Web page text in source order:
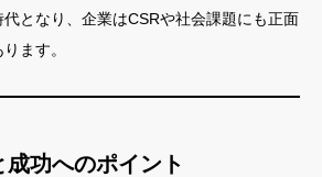
となり、企業はCSRや社会課題にも正面
ます。
功へのポイント